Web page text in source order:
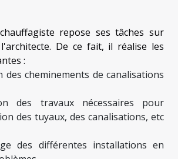
repose ses tâches sur
De ce fait, il réalise les
:
des cheminements de canalisations
des travaux nécessaires pour
des tuyaux, des canalisations, etc
des différentes installations en